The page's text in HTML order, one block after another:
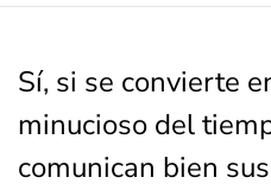
Sí, si se convierte
minucioso del
comunican bien